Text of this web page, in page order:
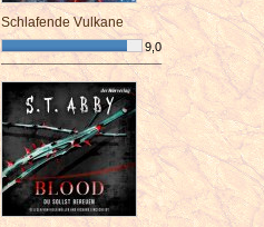
Schlafende Vulkane
9,0
¯¯¯¯¯¯¯¯¯¯¯¯¯¯¯¯¯¯¯¯¯¯¯¯